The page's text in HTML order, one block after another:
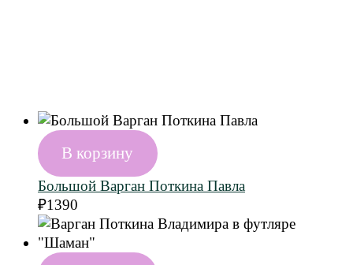
В корзину
Большой Варган Поткина Павла
₽1390